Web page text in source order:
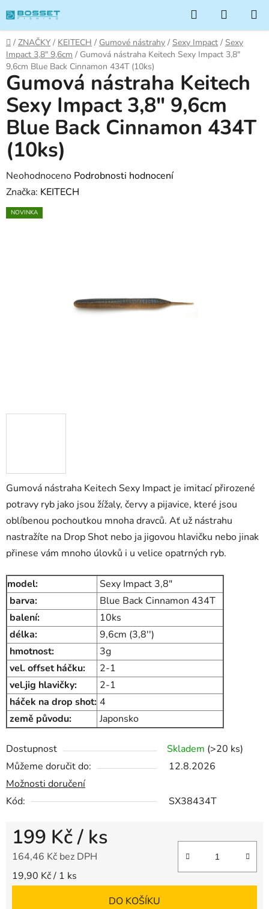
na
obsah
Hledat
KOŠÍK
Domů
/ ZNAČKY / KEITECH / Gumové nástrahy / Sexy Impact / Sexy
Impact 3,8" 9,6cm / Gumová nástraha Keitech Sexy Impact 3,8"
9,6cm Blue Back Cinnamon 434T (10ks)
Gumová nástraha Keitech Sexy Impact je imitací přirozené
potravy ryb jako jsou žížaly, červy a pijavice, které jsou
oblíbenou pochoutkou mnoha dravců. Ať už nástrahu
nastražíte na Drop Shot nebo ja jigovou hlavičku nebo jinak
přinese vám mnoho úlovků i u velice opatrných ryb.
model:
Sexy Impact 3,8"
barva:
Blue Back Cinnamon 434T
balení:
10ks
délka:
9,6cm (3,8'')
hmotnost:
3g
vel. offset háčku:
2-1
vel.jig hlavičky:
2-1
háček na drop shot: 4
země původu:
Japonsko
Dostupnost Skladem (>20 ks)
Můžeme doručit do:
12.8.2026
Možnosti doručení
Kód:
SX38434T
199 Kč/ ks
164,46 Kč bez DPH
Měrná cena:
19,90 Kč / 1 ks
DO KOŠÍKU
Gumová nástraha Keitech
Sexy Impact 3,8" 9,6cm
Blue Back Cinnamon 434T
(10ks)
Průměrné
hodnocení
produktu
Neohodnoceno Podrobnosti hodnocení
Značka: KEITECH
NOVINKA